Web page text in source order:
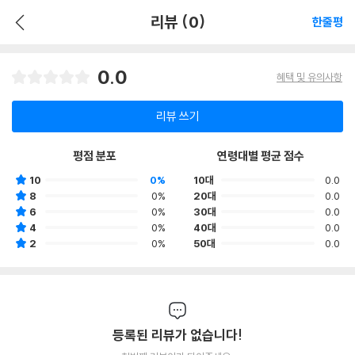
리뷰 (0) 한줄평
0.0 혜택 및 유의사항
리뷰 쓰기
평점 분포
10
0%
8
0%
6
0%
4
0%
2
0%
연령대별 평균 점수
10대
0.0
20대
0.0
30대
0.0
40대
0.0
50대
0.0
등록된 리뷰가 없습니다!